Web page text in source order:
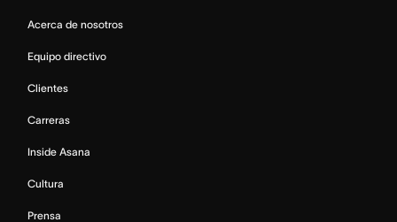
Acerca de nosotros
Equipo directivo
Clientes
Carreras
Inside Asana
Cultura
Prensa